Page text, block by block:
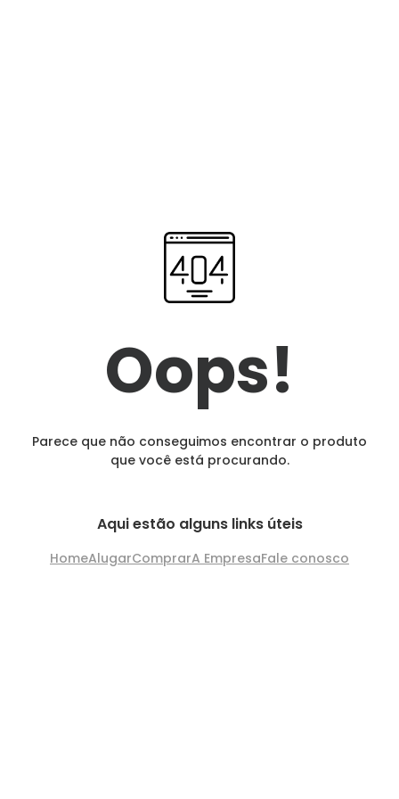
Oops!
Parece que não conseguimos encontrar o produto
que você está procurando.
Aqui estão alguns links úteis
HomeAlugarComprarA EmpresaFale conosco